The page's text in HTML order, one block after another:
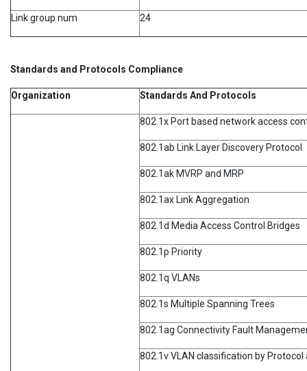
Link group num 24
Standards and Protocols Compliance
Organization Standards And Protocols
802.1x Port based network access
802.1ab Link Layer Discovery Protocol
802.1ak MVRP and MRP
802.1ax Link Aggregation
802.1d Media Access Control Bridges
802.1p Priority
802.1q VLANs
802.1s Multiple Spanning Trees
802.1ag Connectivity Fault
802.1v VLAN classification by Protocol